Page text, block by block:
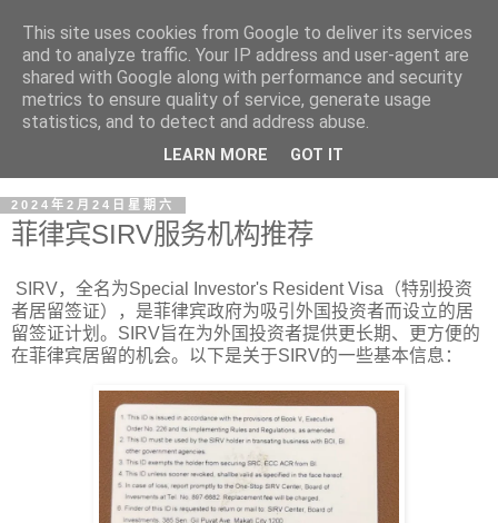
2024年2月24日星期六
菲律宾SIRV服务机构推荐
SIRV，全名为Special Investor's Resident Visa（特别投资
者居留签证），是菲律宾政府为吸引外国投资者而设立的居
留签证计划。SIRV旨在为外国投资者提供更长期、更方便的
在菲律宾居留的机会。以下是关于SIRV的一些基本信息：
This site uses cookies from Google to deliver its services
and to analyze traffic. Your IP address and user-agent are
shared with Google along with performance and security
metrics to ensure quality of service, generate usage
statistics, and to detect and address abuse.
LEARN MORE GOT IT